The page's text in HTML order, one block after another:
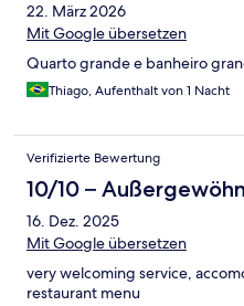
22. März 2026
Mit Google übersetzen
Quarto grande e banheiro
Thiago, Aufenthalt von 1 Nacht
Verifizierte Bewertung
10/10 –
16. Dez. 2025
Mit Google übersetzen
very welcoming service,
restaurant menu